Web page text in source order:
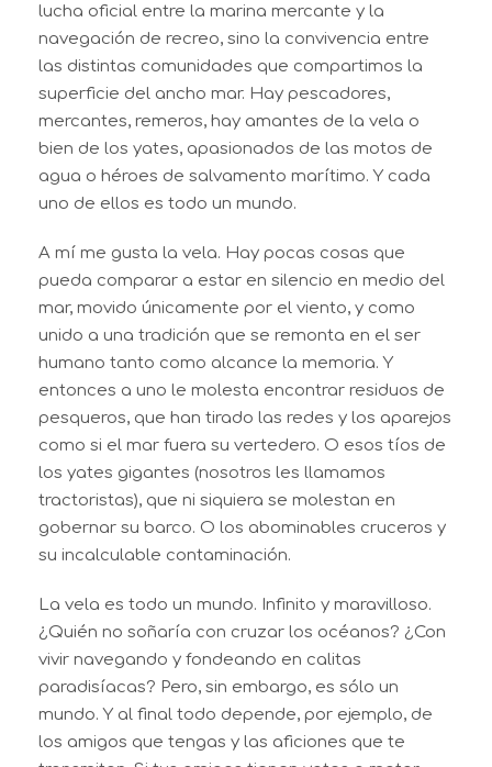
lucha oficial entre la marina mercante y la
navegación de recreo, sino la convivencia entre
las distintas comunidades que compartimos la
superficie del ancho mar. Hay pescadores,
mercantes, remeros, hay amantes de la vela o
bien de los yates, apasionados de las motos de
agua o héroes de salvamento marítimo. Y cada
uno de ellos es todo un mundo.
A mí me gusta la vela. Hay pocas cosas que
pueda comparar a estar en silencio en medio del
mar, movido únicamente por el viento, y como
unido a una tradición que se remonta en el ser
humano tanto como alcance la memoria. Y
entonces a uno le molesta encontrar residuos de
pesqueros, que han tirado las redes y los aparejos
como si el mar fuera su vertedero. O esos tíos de
los yates gigantes (nosotros les llamamos
tractoristas), que ni siquiera se molestan en
gobernar su barco. O los abominables cruceros y
su incalculable contaminación.
La vela es todo un mundo. Infinito y maravilloso.
¿Quién no soñaría con cruzar los océanos? ¿Con
vivir navegando y fondeando en calitas
paradisíacas? Pero, sin embargo, es sólo un
mundo. Y al final todo depende, por ejemplo, de
los amigos que tengas y las aficiones que te